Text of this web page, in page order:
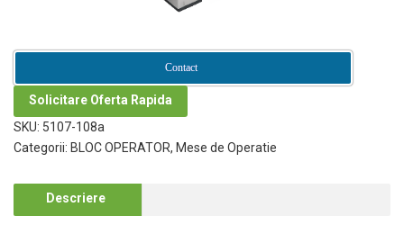
Contact
Solicitare Oferta Rapida
SKU: 5107-108a
Categorii: BLOC OPERATOR, Mese de Operatie
Descriere